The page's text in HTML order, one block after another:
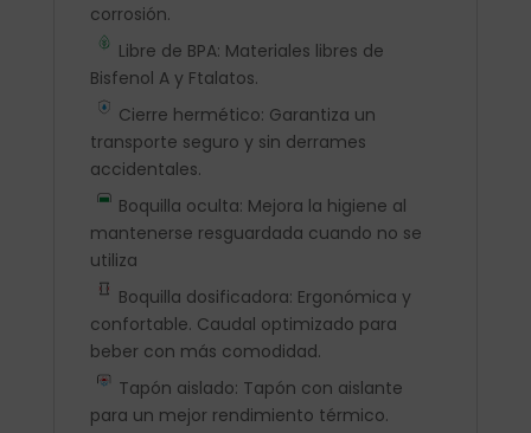
corrosión.
Libre de BPA: Materiales libres de
Bisfenol A y Ftalatos.
Cierre hermético: Garantiza un
transporte seguro y sin derrames
accidentales.
Boquilla oculta: Mejora la higiene al
mantenerse resguardada cuando no se
utiliza
Boquilla dosificadora: Ergonómica y
confortable. Caudal optimizado para
beber con más comodidad.
Tapón aislado: Tapón con aislante
para un mejor rendimiento térmico.